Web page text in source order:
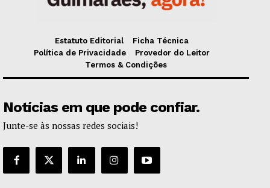
Estatuto Editorial
Ficha Técnica
Política de Privacidade
Provedor do Leitor
Termos & Condições
Notícias em que pode confiar.
Junte-se às nossas redes sociais!